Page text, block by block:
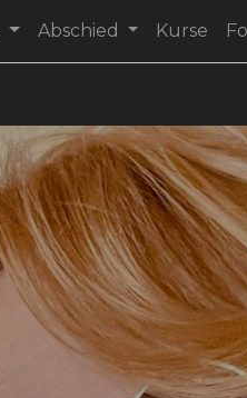
Abschied Kurse